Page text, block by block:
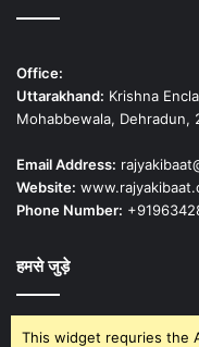
Office:
Uttarakhand: Krishna
Mohabbewala, Dehradun,
Email Address:
Website:
Phone Number:
हमसे जुड़े
This widget requries the